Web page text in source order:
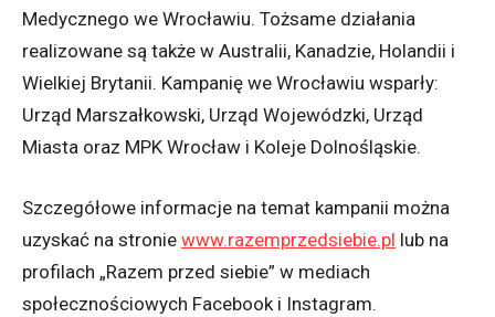
Medycznego we Wrocławiu. Tożsame działania
realizowane są także w Australii, Kanadzie, Holandii i
Wielkiej Brytanii. Kampanię we Wrocławiu wsparły:
Urząd Marszałkowski, Urząd Wojewódzki, Urząd
Miasta oraz MPK Wrocław i Koleje Dolnośląskie.
Szczegółowe informacje na temat kampanii można
uzyskać na stronie www.razemprzedsiebie.pl lub na
profilach „Razem przed siebie” w mediach
społecznościowych Facebook i Instagram.